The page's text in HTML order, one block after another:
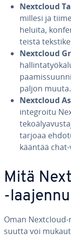
Nextcloud
mil­le­si ja
he­lui­ta,
teis­tä
Nextcloud
paljon muuta.
Nextcloud
in­tegroi­tu
tarjoaa
kääntää
Mitä
-
Oman
suut­ta voi